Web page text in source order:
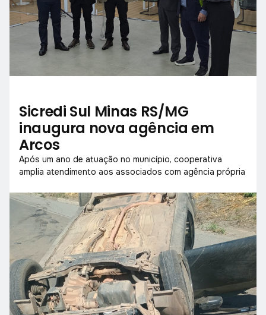
Sicredi Sul Minas RS/MG
inaugura nova agência em
Arcos
Após um ano de atuação no município, cooperativa
amplia atendimento aos associados com agência própria